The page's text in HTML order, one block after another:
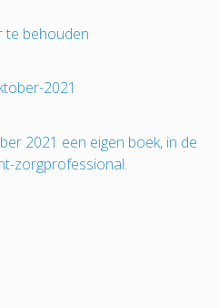
te behouden
2021
2021 een eigen boek, in de
zorgprofessional.